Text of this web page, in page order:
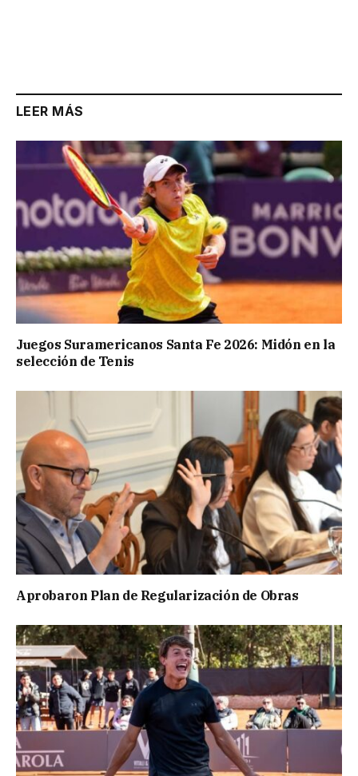
LEER MÁS
Juegos Suramericanos Santa Fe 2026: Midón en la
selección de Tenis
Aprobaron Plan de Regularización de Obras